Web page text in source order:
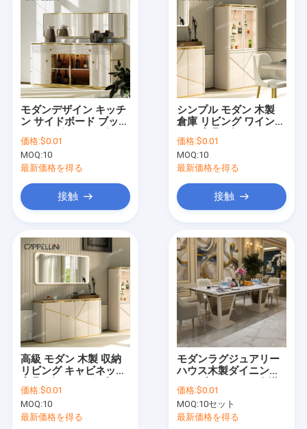
製品
企業情報
会社案内
品質管理
お問い合わせ
ニュース
モダンデザイン キッチ
ン サイドボード ブッフ
ングルーム 家具 豪華
収納 鏡付き 木製サイド
ボード
価格:$0.01
MOQ:10
最新価格を得る
接触
シンプル モダン 木製
倉庫 リビング ワインラ
バル 豪華 グラスディス
プレイ付き 木製ワイン
キャビネット
価格:$0.01
MOQ:10
最新価格を得る
接触
高級 モダン 木製 収納
リビング キャビネット
ェ 木製 サイドボード
キャビネット 鏡付き
価格:$0.01
MOQ:10
最新価格を得る
モダンラグジュアリー
ハウス木製ダイニング
けチェア長方形ホーム
レストラン完成ダイニ
ングルーム家具セット
価格:$0.01
MOQ:10セット
最新価格を得る